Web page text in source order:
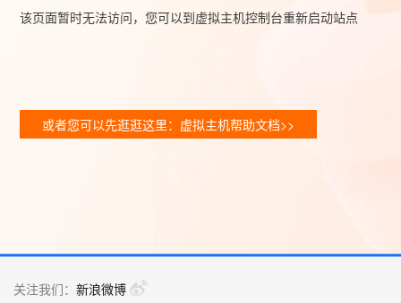
该页面暂时无法访问，您可以到虚拟主机控制台重新启动站点
或者您可以先逛逛这里：虚拟主机帮助文档>>